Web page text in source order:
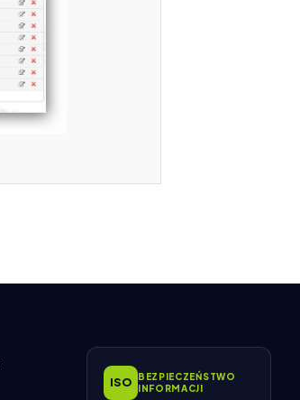
ISO BEZPIECZEŃSTWO
INFORMACJI